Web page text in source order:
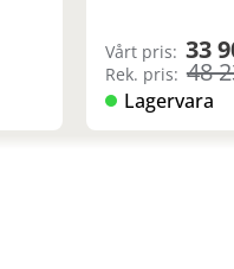
Vårt pris: 33
Rek. pris: 48
Lagervara